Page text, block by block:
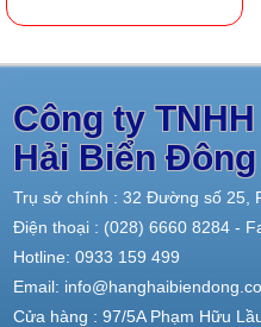
Công ty
Hải Biển Đông
Trụ sở chính : 32 Đường số 25,
Điện thoại : (028) 6660 8284 -
Hotline: 0933 159 499
Email:
Cửa hàng : 97/5A Phạm Hữu